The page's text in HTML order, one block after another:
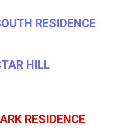
RESIDENCE
HILL
RESIDENCE